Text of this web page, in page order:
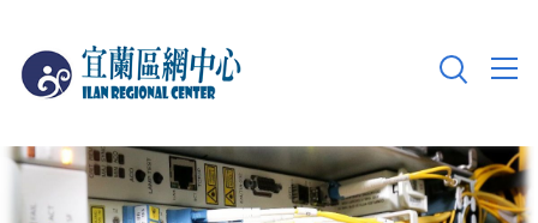
主
容